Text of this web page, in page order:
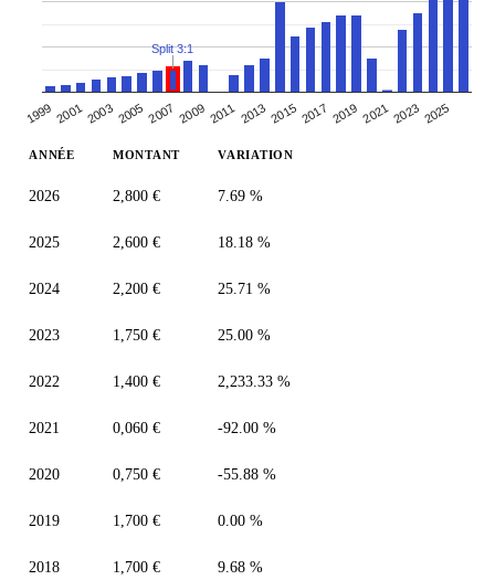
1999 200120032005 2007 2009 2011 20132015 2017 2019 202120232025
Split 3:1
ANNÉE MONTANT VARIATION
2026 2,800 € 7.69 %
2025 2,600 € 18.18 %
2024 2,200 € 25.71 %
2023 1,750 € 25.00 %
2022 1,400 € 2,233.33 %
2021 0,060 € -92.00 %
2020 0,750 € -55.88 %
2019 1,700 € 0.00 %
2018 1,700 € 9.68 %